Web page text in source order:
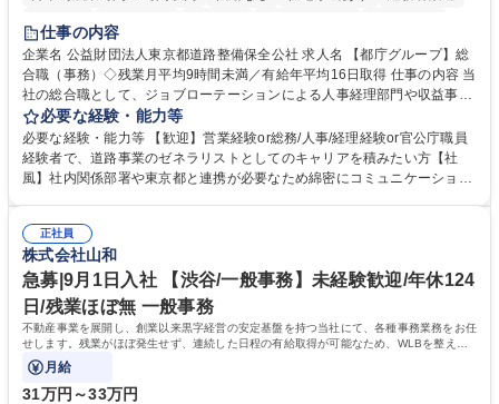
研修あり
退職金あり
駅近5分以内
資格取得手当あり 食事補助あり
仕事の内容
企業名 公益財団法人東京都道路整備保全公社 求人名 【都庁グループ】総
合職（事務）◇残業月平均9時間未満／有給年平均16日取得 仕事の内容 当
社の総合職として、ジョブローテーションによる人事経理部門や収益事業
等のフロント部門の部署等幅広い部署での業務をお任せいたします。研修
制度やキャリア支援が充実しております！ ※下記業務詳細 【業務詳細】■
管理部門：広報、人事、経理など当公社の運営に係る管理業務 ■収益部
門：駐車場の新規開拓、管理運営、新宿駅西口広場の「イベントコーナ
道路施設や道路工事現場の見学ツアー事業 ※入社後は上記いずれかの部門
へ配属。※業務内容変更の範囲：会社の定める業務 募集職種 【都庁グル
ープ】総合職（事務）◇残業月平均9時間未満／有給年平均16日取得
必要な経験・能力等
必要な経験・能力等 【歓迎】営業経験or総務/人事/経理経験or官公庁職員
経験者で、道路事業のゼネラリストとしてのキャリアを積みたい方【社
風】社内関係部署や東京都と連携が必要なため綿密にコミュニケーション
部門など多岐に渡る業務を経験できます。 ■様々なプロジェクト：駐車場
事業の他、新宿駅西口広場内に設置された照明を兼ねた広告「ブライトサ
イン」の管理運営を行うなど、事業収益を生み出す活動を積極的に行って
います。 学歴・資格 学歴：大学院 大学 高専 短大 専修学校 高校 語学力：
資格：
正社員
株式会社山和
急募|9月1日入社 【渋谷/一般事務】未経験歓迎/年休124
日/残業ほぼ無 一般事務
不動産事業を展開し、創業以来黒字経営の安定基盤を持つ当社にて、各種事務業務をお任
せします。残業がほぼ発生せず、連続した日程の有給取得が可能なため、WLBを整えた
い方にお勧めの環境です！
月給
31万円～33万円